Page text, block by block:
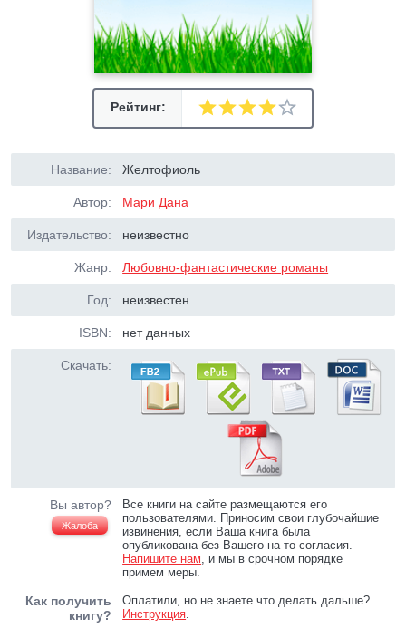
Рейтинг:
Название: Желтофиоль
Автор: Мари Дана
Издательство: неизвестно
Жанр: Любовно-фантастические романы
Год: неизвестен
ISBN: нет данных
Скачать:
Вы автор?
Жалоба
Все книги на сайте размещаются его
пользователями. Приносим свои глубочайшие
извинения, если Ваша книга была
опубликована без Вашего на то согласия.
Напишите нам, и мы в срочном порядке
примем меры.
Как получить
книгу?
Оплатили, но не знаете что делать дальше?
Инструкция.